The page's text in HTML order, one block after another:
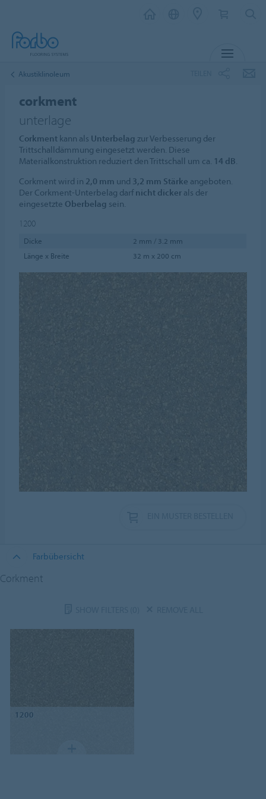
Akustiklinoleum
corkment
unterlage
Corkment kann als Unterbelag zur Verbesserung der
Trittschalldämmung eingesetzt werden. Diese
Materialkonstruktion reduziert den Trittschall um ca. 14 dB.
Corkment wird in 2,0 mm und 3,2 mm Stärke angeboten.
Der Corkment-Unterbelag darfnicht dicker als der
eingesetzte Oberbelag sein.
1200
Dicke
2 mm / 3.2 mm
Länge x Breite
32 m x 200 cm
Farbübersicht
Corkment
1200